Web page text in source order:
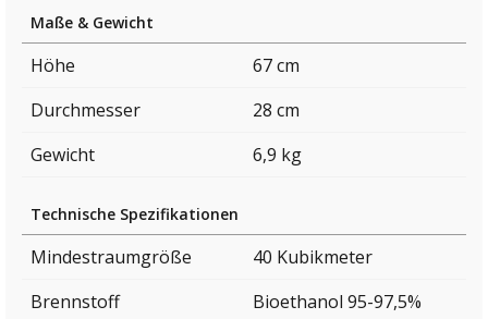
Maße & Gewicht
Höhe
67 cm
Durchmesser
28 cm
Gewicht
6,9 kg
Technische Spezifikationen
Mindestraumgröße
40 Kubikmeter
Brennstoff
Bioethanol 95-97,5%